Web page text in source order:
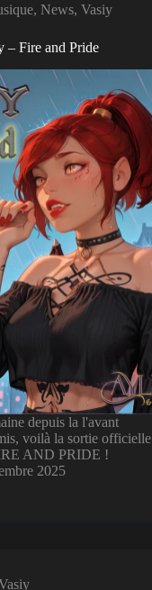
,News,Vasiy
– Fire and Pride
depuis la l'avant
voilà la sortie officielle
AND PRIDE !
2025